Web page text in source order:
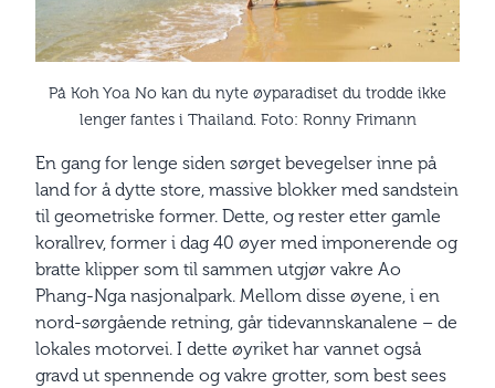
På Koh Yoa No kan du nyte øyparadiset du trodde ikke
lenger fantes i Thailand. Foto: Ronny Frimann
En gang for lenge siden sørget bevegelser inne på
land for å dytte store, massive blokker med sandstein
til geometriske former. Dette, og rester etter gamle
korallrev, former i dag 40 øyer med imponerende og
bratte klipper som til sammen utgjør vakre Ao
Phang-Nga nasjonalpark. Mellom disse øyene, i en
nord-sørgående retning, går tidevannskanalene – de
lokales motorvei. I dette øyriket har vannet også
gravd ut spennende og vakre grotter, som best sees